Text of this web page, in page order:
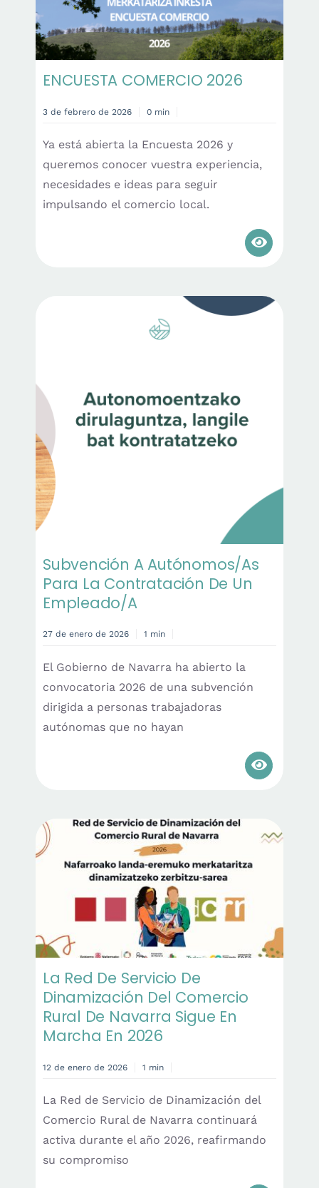
ENCUESTA COMERCIO 2026
3 de febrero de 2026 0 min
Ya está abierta la Encuesta 2026 y
queremos conocer vuestra experiencia,
necesidades e ideas para seguir
impulsando el comercio local.
Subvención A Autónomos/as
Para La Contratación De Un
Empleado/a
27 de enero de 2026 1 min
El Gobierno de Navarra ha abierto la
convocatoria 2026 de una subvención
dirigida a personas trabajadoras
autónomas que no hayan
La Red De Servicio De
Dinamización Del Comercio
Rural De Navarra Sigue En
Marcha En 2026
12 de enero de 2026 1 min
La Red de Servicio de Dinamización del
Comercio Rural de Navarra continuará
activa durante el año 2026, reafirmando
su compromiso